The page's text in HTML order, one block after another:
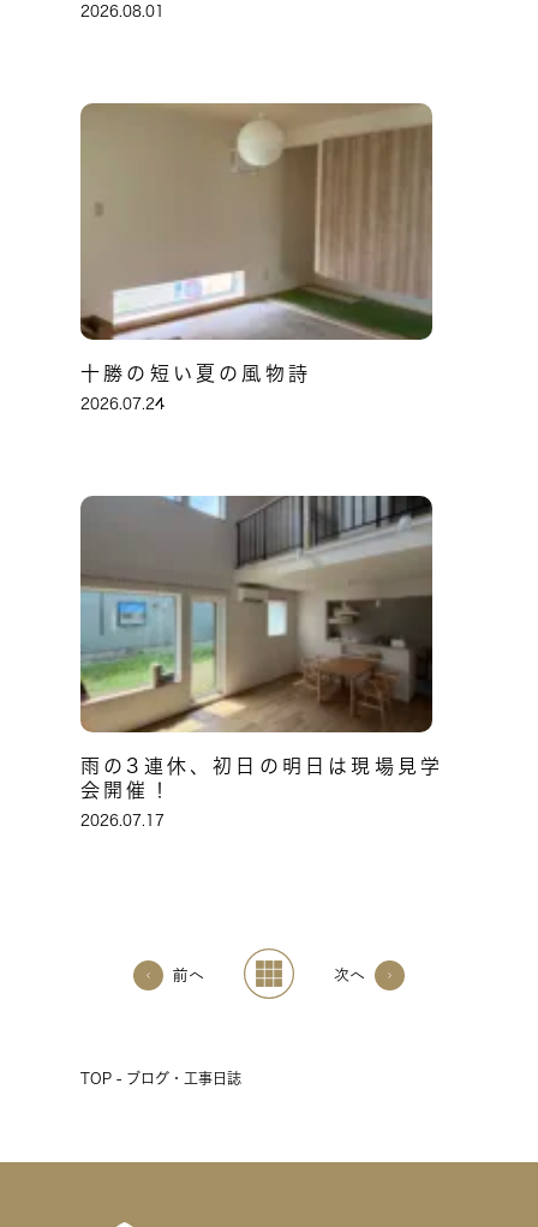
2026.08.01
十勝の短い夏の風物詩
2026.07.24
雨の3連休、初日の明日は現場見学
会開催！
2026.07.17
前へ 次へ
TOP - ブログ・工事日誌